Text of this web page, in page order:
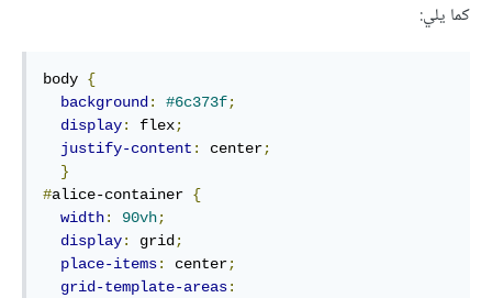
كما يلي:
body {
background : #6c373f;
display: flex;
justify-content : center;
}
#alice-container {
width: 90vh;
display: grid ;
place-items: center;
grid-template-areas: